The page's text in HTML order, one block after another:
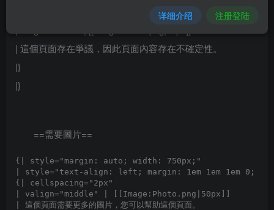
| 這個頁面存在爭議，因此頁面內容存在不確定性。
|}
|}
==需要圖片==
{| style="margin: auto; width: 750px;"
| style="text-align: left; margin: 1em 1em 1em 0;
{| cellspacing="2px"
| valign="middle" | [[Image:Photo.png|50px]]
| 這個頁面需要更多的圖片，您可以幫助這個頁面。
详细介绍 注册登陆